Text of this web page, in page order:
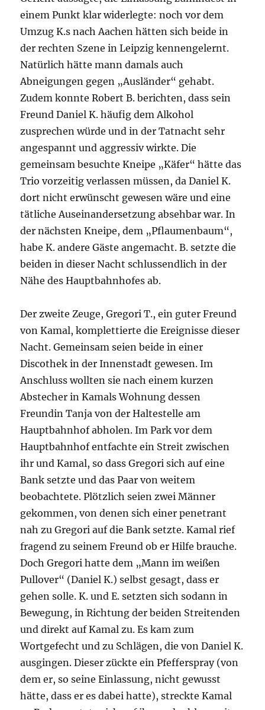
einem Punkt klar widerlegte: noch vor dem
Umzug K.s nach Aachen hätten sich beide in
der rechten Szene in Leipzig kennengelernt.
Natürlich hätte mann damals auch
Abneigungen gegen „Ausländer“ gehabt.
Zudem konnte Robert B. berichten, dass sein
Freund Daniel K. häufig dem Alkohol
zusprechen würde und in der Tatnacht sehr
angespannt und aggressiv wirkte. Die
gemeinsam besuchte Kneipe „Käfer“ hätte das
Trio vorzeitig verlassen müssen, da Daniel K.
dort nicht erwünscht gewesen wäre und eine
tätliche Auseinandersetzung absehbar war. In
der nächsten Kneipe, dem „Pflaumenbaum“,
habe K. andere Gäste angemacht. B. setzte die
beiden in dieser Nacht schlussendlich in der
Nähe des Hauptbahnhofes ab.
Der zweite Zeuge, Gregori T., ein guter Freund
von Kamal, komplettierte die Ereignisse dieser
Nacht. Gemeinsam seien beide in einer
Discothek in der Innenstadt gewesen. Im
Anschluss wollten sie nach einem kurzen
Abstecher in Kamals Wohnung dessen
Freundin Tanja von der Haltestelle am
Hauptbahnhof abholen. Im Park vor dem
Hauptbahnhof entfachte ein Streit zwischen
ihr und Kamal, so dass Gregori sich auf eine
Bank setzte und das Paar von weitem
beobachtete. Plötzlich seien zwei Männer
gekommen, von denen sich einer penetrant
nah zu Gregori auf die Bank setzte. Kamal rief
fragend zu seinem Freund ob er Hilfe brauche.
Doch Gregori hatte dem „Mann im weißen
Pullover“ (Daniel K.) selbst gesagt, dass er
gehen solle. K. und E. setzten sich sodann in
Bewegung, in Richtung der beiden Streitenden
und direkt auf Kamal zu. Es kam zum
Wortgefecht und zu Schlägen, die von Daniel K.
ausgingen. Dieser zückte ein Pfefferspray (von
dem er, so seine Einlassung, nicht gewusst
hätte, dass er es dabei hatte), streckte Kamal